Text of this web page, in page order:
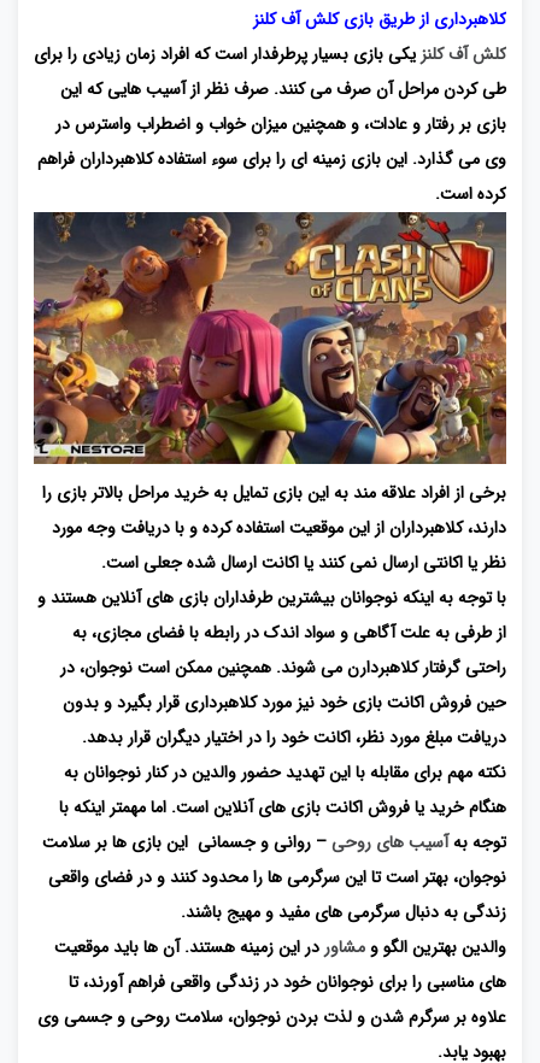
کلاهبرداری از طریق بازی کلش آف کلنز
کلش آف کلنز یکی بازی بسیار پرطرفدار است که افراد زمان زیادی را برای
طی کردن مراحل آن صرف می کنند. صرف نظر از آسیب هایی که این
بازی بر رفتار و عادات، و همچنین میزان خواب و اضطراب واسترس در
وی می گذارد. این بازی زمینه ای را برای سوء استفاده کلاهبرداران فراهم
کرده است.
برخی از افراد علاقه مند به این بازی تمایل به خرید مراحل بالاتر بازی را
دارند، کلاهبرداران از این موقعیت استفاده کرده و با دریافت وجه مورد
نظر یا اکانتی ارسال نمی کنند یا اکانت ارسال شده جعلی است.
با توجه به اینکه نوجوانان بیشترین طرفداران بازی های آنلاین هستند و
از طرفی به علت آگاهی و سواد اندک در رابطه با فضای مجازی، به
راحتی گرفتار کلاهبردارن می شوند. همچنین ممکن است نوجوان، در
حین فروش اکانت بازی خود نیز مورد کلاهبرداری قرار بگیرد و بدون
دریافت مبلغ مورد نظر، اکانت خود را در اختیار دیگران قرار بدهد.
نکته مهم برای مقابله با این تهدید حضور والدین در کنار نوجوانان به
هنگام خرید یا فروش اکانت بازی های آنلاین است. اما مهمتر اینکه با
توجه بهآسیب های روحی– روانی و جسمانی این بازی ها بر سلامت
نوجوان، بهتر است تا این سرگرمی ها را محدود کنند و در فضای واقعی
زندگی به دنبال سرگرمی های مفید و مهیج باشند.
والدین بهترین الگو و مشاور در این زمینه هستند. آن ها باید موقعیت
های مناسبی را برای نوجوانان خود در زندگی واقعی فراهم آورند، تا
علاوه بر سرگرم شدن و لذت بردن نوجوان، سلامت روحی و جسمی وی
بهبود یابد.